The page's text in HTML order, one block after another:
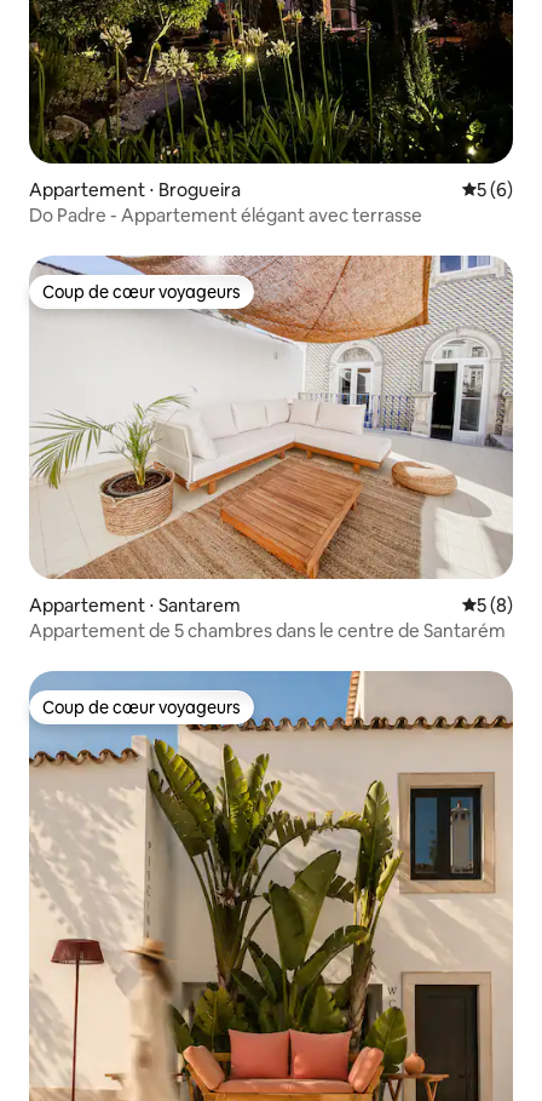
Appartement ⋅ Brogueira
5 (6)
Do Padre - Appartement élégant avec terrasse
Coup de cœur voyageurs
Coup de cœur voyageurs
Appartement ⋅ Santarem
5 (8)
Appartement de 5 chambres dans le centre de Santarém
Coup de cœur voyageurs
Coup de cœur voyageurs